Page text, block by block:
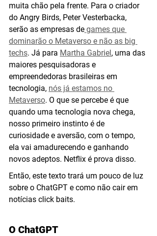
muita chão pela frente. Para o criador
do Angry Birds, Peter Vesterbacka,
serão as empresas de games que
dominarão o Metaverso e não as big
techs. Já para Martha Gabriel, uma das
maiores pesquisadoras e
empreendedoras brasileiras em
tecnologia, nós já estamos no
Metaverso. O que se percebe é que
quando uma tecnologia nova chega,
nosso primeiro instinto é de
curiosidade e aversão, com o tempo,
ela vai amadurecendo e ganhando
novos adeptos. Netflix é prova disso.
Então, este texto trará um pouco de luz
sobre o ChatGPT e como não cair em
notícias click baits.
O ChatGPT